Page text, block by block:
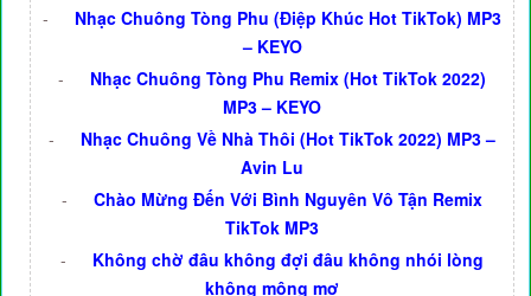
-
Nhạc Chuông Tòng Phu (Điệp Khúc Hot TikTok) MP3
– KEYO
-
Nhạc Chuông Tòng Phu Remix (Hot TikTok 2022)
MP3 – KEYO
-
Nhạc Chuông Về Nhà Thôi (Hot TikTok 2022) MP3 –
Avin Lu
-
Chào Mừng Đến Với Bình Nguyên Vô Tận Remix
TikTok MP3
-
Không chờ đâu không đợi đâu không nhói lòng
không mộng mơ